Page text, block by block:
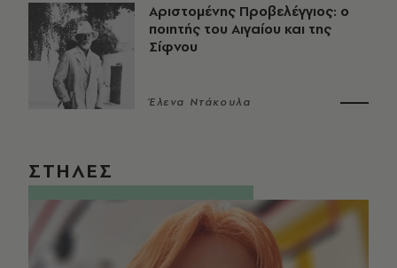
Αριστομένης Προβελέγγιος: ο
ποιητής του Αιγαίου και της
Σίφνου
Έλενα Ντάκουλα
ΣΤΗΛΕΣ